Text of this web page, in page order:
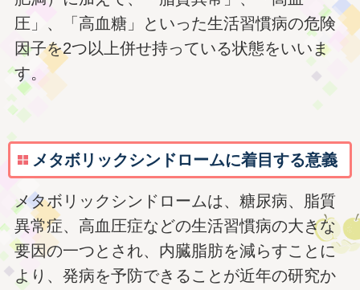
圧」、「高血糖」といった生活習慣病の危険
因子を2つ以上併せ持っている状態をいいま
す。
メタボリックシンドロームに着目する意義
メタボリックシンドロームは、糖尿病、脂質
異常症、高血圧症などの生活習慣病の大きな
要因の一つとされ、内臓脂肪を減らすことに
より、発病を予防できることが近年の研究か